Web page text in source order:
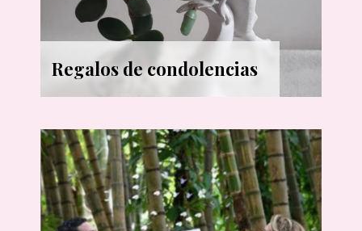
Regalos de condolencias